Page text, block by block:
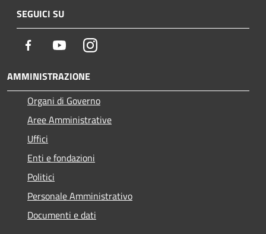
SEGUICI SU
Facebook YoutubeInstagram
AMMINISTRAZIONE
Organi di Governo
Aree Amministrative
Uffici
Enti e fondazioni
Politici
Personale Amministrativo
Documenti e dati